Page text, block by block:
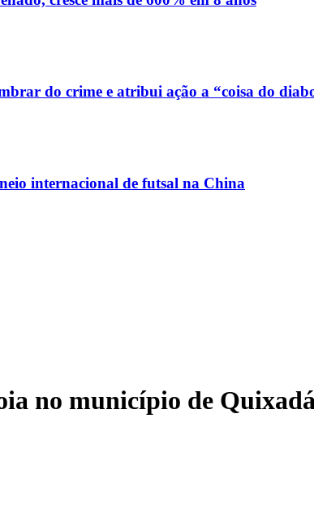
do crime e atribui ação a “coisa do
internacional de futsal na China
no município de